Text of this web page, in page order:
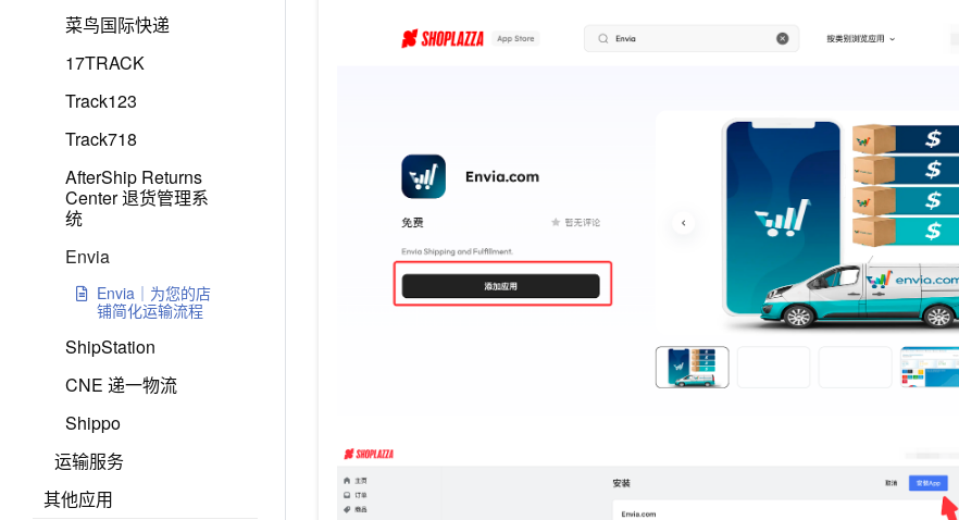
菜鸟国际快递
17TRACK
Track123
Track718
AfterShip Returns
Center 退货管理系
统
Envia
Envia｜为您的店
铺简化运输流程
ShipStation
CNE 递一物流
Shippo
运输服务
其他应用